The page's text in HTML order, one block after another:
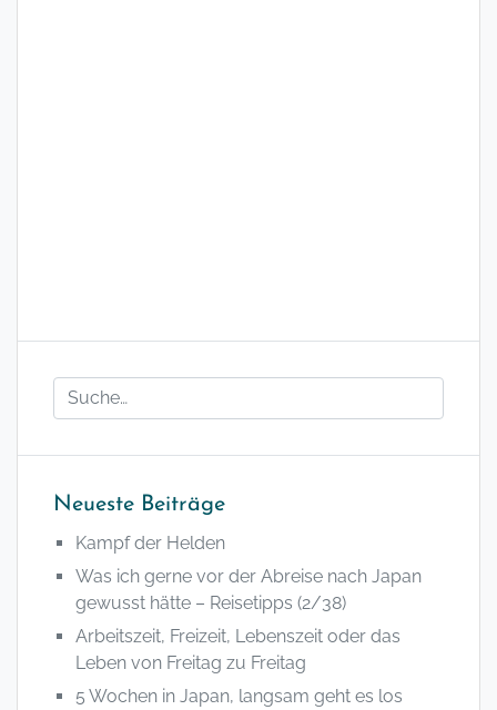
Neueste Beiträge
Kampf der Helden
Was ich gerne vor der Abreise nach Japan
gewusst hätte – Reisetipps (2/38)
Arbeitszeit, Freizeit, Lebenszeit oder das
Leben von Freitag zu Freitag
5 Wochen in Japan, langsam geht es los